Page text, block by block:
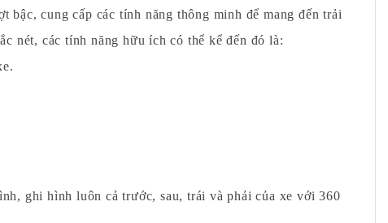
cung cấp các tính năng thông minh để mang đến trải
nét, các tính năng hữu ích có thể kể đến đó là:
ghi hình luôn cả trước, sau, trái và phải của xe với 360